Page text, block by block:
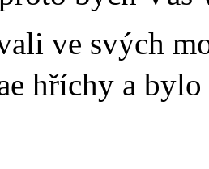
ve svých
hříchy a